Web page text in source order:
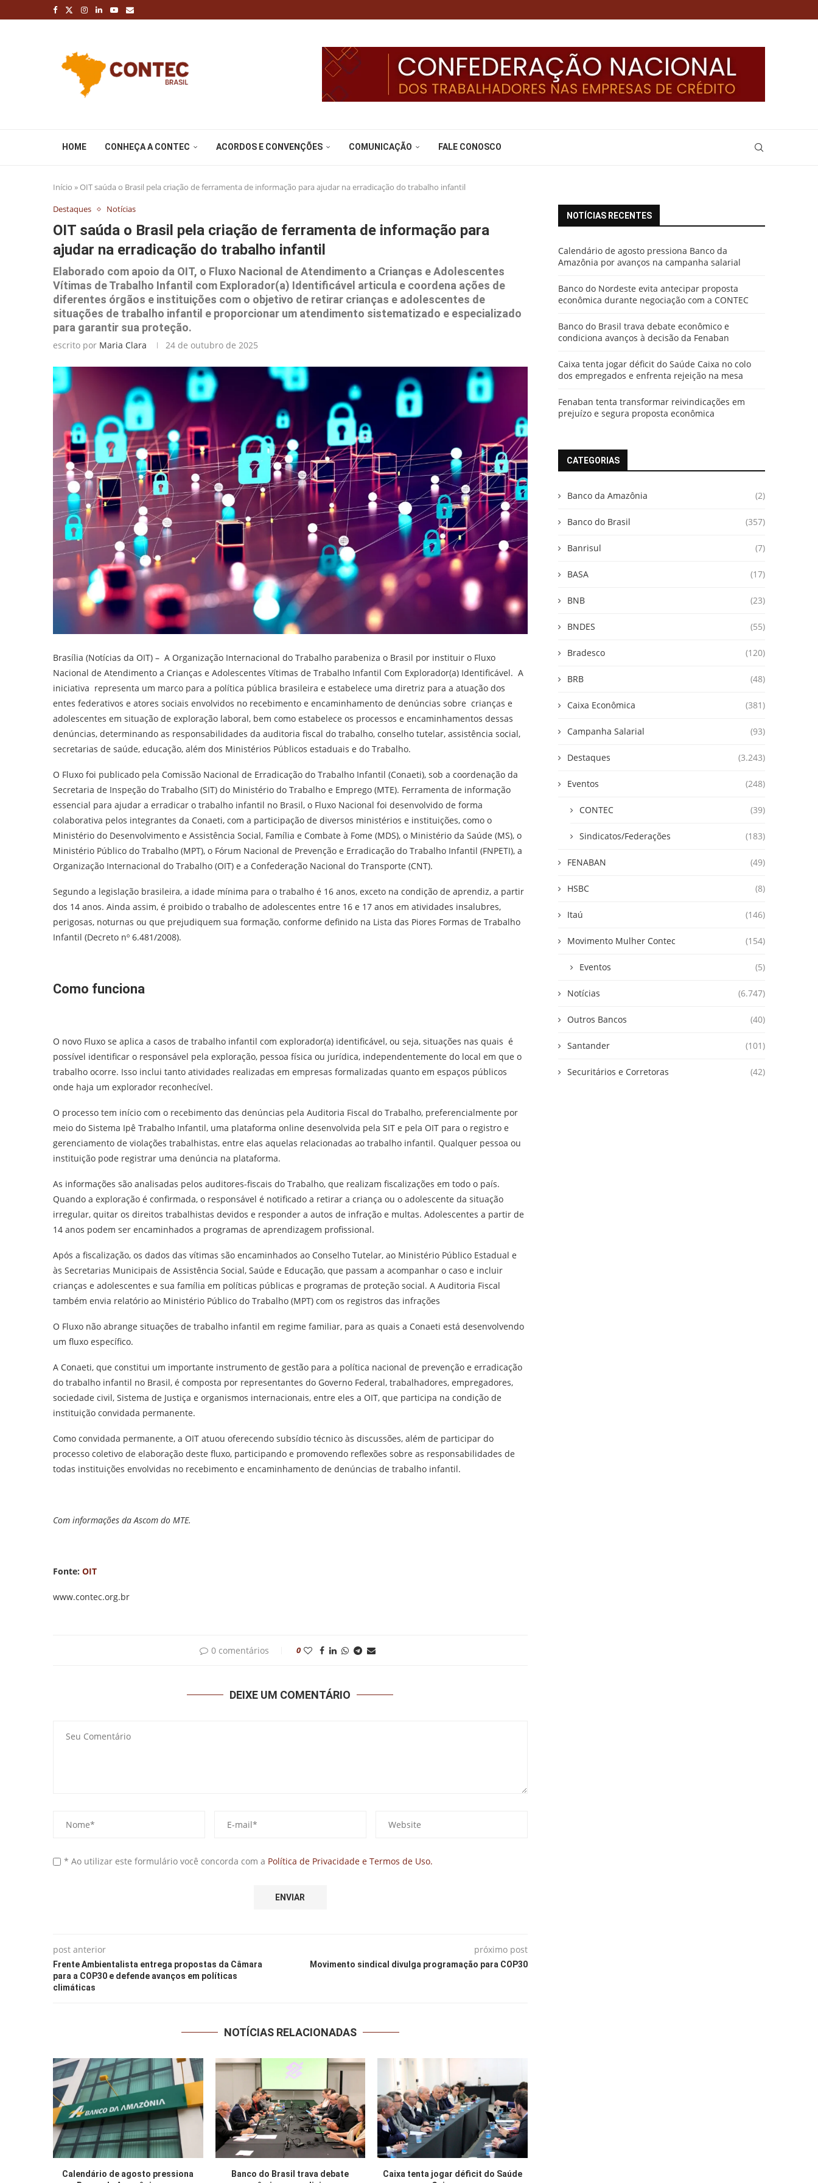
HOME CONHEÇA A CONTEC ACORDOS E CONVENÇÕES COMUNICAÇÃO FALE CONOSCO
Início » OIT saúda o Brasil pela criação de ferramenta de informação para ajudar na erradicação do trabalho infantil
Destaques
Notícias
OIT saúda o Brasil pela criação de ferramenta de informação para
ajudar na erradicação do trabalho infantil
Elaborado com apoio da OIT, o Fluxo Nacional de Atendimento a Crianças e Adolescentes
Vítimas de Trabalho Infantil com Explorador(a) Identificável articula e coordena ações de
diferentes órgãos e instituições com o objetivo de retirar crianças e adolescentes de
situações de trabalho infantil e proporcionar um atendimento sistematizado e especializado
para garantir sua proteção.
escrito por Maria Clara 24 de outubro de 2025
Brasília (Notícias da OIT) – A Organização Internacional do Trabalho parabeniza o Brasil por instituir o Fluxo
Nacional de Atendimento a Crianças e Adolescentes Vítimas de Trabalho Infantil Com Explorador(a) Identificável. A
iniciativa representa um marco para a política pública brasileira e estabelece uma diretriz para a atuação dos
entes federativos e atores sociais envolvidos no recebimento e encaminhamento de denúncias sobre crianças e
adolescentes em situação de exploração laboral, bem como estabelece os processos e encaminhamentos dessas
denúncias, determinando as responsabilidades da auditoria fiscal do trabalho, conselho tutelar, assistência social,
secretarias de saúde, educação, além dos Ministérios Públicos estaduais e do Trabalho.
O Fluxo foi publicado pela Comissão Nacional de Erradicação do Trabalho Infantil (Conaeti), sob a coordenação da
Secretaria de Inspeção do Trabalho (SIT) do Ministério do Trabalho e Emprego (MTE). Ferramenta de informação
essencial para ajudar a erradicar o trabalho infantil no Brasil, o Fluxo Nacional foi desenvolvido de forma
colaborativa pelos integrantes da Conaeti, com a participação de diversos ministérios e instituições, como o
Ministério do Desenvolvimento e Assistência Social, Família e Combate à Fome (MDS), o Ministério da Saúde (MS), o
Ministério Público do Trabalho (MPT), o Fórum Nacional de Prevenção e Erradicação do Trabalho Infantil (FNPETI), a
Organização Internacional do Trabalho (OIT) e a Confederação Nacional do Transporte (CNT).
Segundo a legislação brasileira, a idade mínima para o trabalho é 16 anos, exceto na condição de aprendiz, a partir
dos 14 anos. Ainda assim, é proibido o trabalho de adolescentes entre 16 e 17 anos em atividades insalubres,
perigosas, noturnas ou que prejudiquem sua formação, conforme definido na Lista das Piores Formas de Trabalho
Infantil (Decreto nº 6.481/2008).
Como funciona
O novo Fluxo se aplica a casos de trabalho infantil com explorador(a) identificável, ou seja, situações nas quais é
possível identificar o responsável pela exploração, pessoa física ou jurídica, independentemente do local em que o
trabalho ocorre. Isso inclui tanto atividades realizadas em empresas formalizadas quanto em espaços públicos
onde haja um explorador reconhecível.
O processo tem início com o recebimento das denúncias pela Auditoria Fiscal do Trabalho, preferencialmente por
meio do Sistema Ipê Trabalho Infantil, uma plataforma online desenvolvida pela SIT e pela OIT para o registro e
gerenciamento de violações trabalhistas, entre elas aquelas relacionadas ao trabalho infantil. Qualquer pessoa ou
instituição pode registrar uma denúncia na plataforma.
As informações são analisadas pelos auditores-fiscais do Trabalho, que realizam fiscalizações em todo o país.
Quando a exploração é confirmada, o responsável é notificado a retirar a criança ou o adolescente da situação
irregular, quitar os direitos trabalhistas devidos e responder a autos de infração e multas. Adolescentes a partir de
14 anos podem ser encaminhados a programas de aprendizagem profissional.
Após a fiscalização, os dados das vítimas são encaminhados ao Conselho Tutelar, ao Ministério Público Estadual e
às Secretarias Municipais de Assistência Social, Saúde e Educação, que passam a acompanhar o caso e incluir
crianças e adolescentes e sua família em políticas públicas e programas de proteção social. A Auditoria Fiscal
também envia relatório ao Ministério Público do Trabalho (MPT) com os registros das infrações
O Fluxo não abrange situações de trabalho infantil em regime familiar, para as quais a Conaeti está desenvolvendo
um fluxo específico.
A Conaeti, que constitui um importante instrumento de gestão para a política nacional de prevenção e erradicação
do trabalho infantil no Brasil, é composta por representantes do Governo Federal, trabalhadores, empregadores,
sociedade civil, Sistema de Justiça e organismos internacionais, entre eles a OIT, que participa na condição de
instituição convidada permanente.
Como convidada permanente, a OIT atuou oferecendo subsídio técnico às discussões, além de participar do
processo coletivo de elaboração deste fluxo, participando e promovendo reflexões sobre as responsabilidades de
todas instituições envolvidas no recebimento e encaminhamento de denúncias de trabalho infantil.
Com informações da Ascom do MTE.
Fonte: OIT
www.contec.org.br
0 comentários 0
DEIXE UM COMENTÁRIO
* Ao utilizar este formulário você concorda com a Política de Privacidade e Termos de Uso.
post anterior
Frente Ambientalista entrega propostas da Câmara
para a COP30 e defende avanços em políticas
climáticas
próximo post
Movimento sindical divulga programação para COP30
NOTÍCIAS RELACIONADAS
Calendário de agosto pressiona
Banco do Brasil trava debate
Caixa tenta jogar déficit do Saúde
NOTÍCIAS RECENTES
Calendário de agosto pressiona Banco da
Amazônia por avanços na campanha salarial
Banco do Nordeste evita antecipar proposta
econômica durante negociação com a CONTEC
Banco do Brasil trava debate econômico e
condiciona avanços à decisão da Fenaban
Caixa tenta jogar déficit do Saúde Caixa no colo
dos empregados e enfrenta rejeição na mesa
Fenaban tenta transformar reivindicações em
prejuízo e segura proposta econômica
CATEGORIAS
Banco da Amazônia (2)
Banco do Brasil (357)
Banrisul (7)
BASA (17)
BNB (23)
BNDES (55)
Bradesco (120)
BRB (48)
Caixa Econômica (381)
Campanha Salarial (93)
Destaques (3.243)
Eventos (248)
CONTEC (39)
Sindicatos/Federações (183)
FENABAN (49)
HSBC (8)
Itaú (146)
Movimento Mulher Contec (154)
Eventos (5)
Notícias (6.747)
Outros Bancos (40)
Santander (101)
Securitários e Corretoras (42)